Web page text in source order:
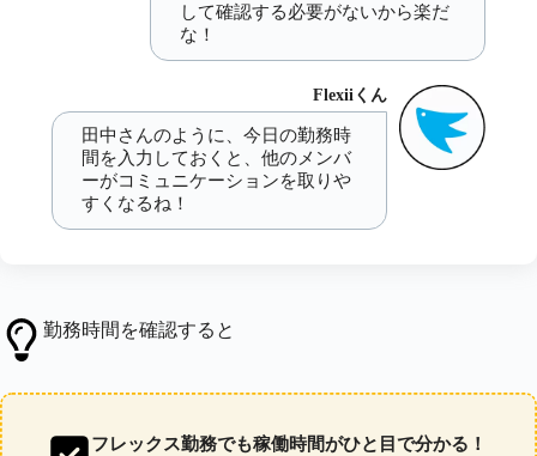
して確認する必要がないから楽だ
な！
Flexiiくん
田中さんのように、今日の勤務時
間を入力しておくと、他のメンバ
ーがコミュニケーションを取りや
すくなるね！
勤務時間を確認すると
フレックス勤務でも稼働時間がひと目で分かる！